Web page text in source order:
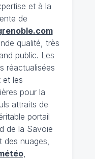
et à la
de
qualité, très
public. Les
réactualisées
et les
pour la
attraits de
portail
de la Savoie
nuages,
,